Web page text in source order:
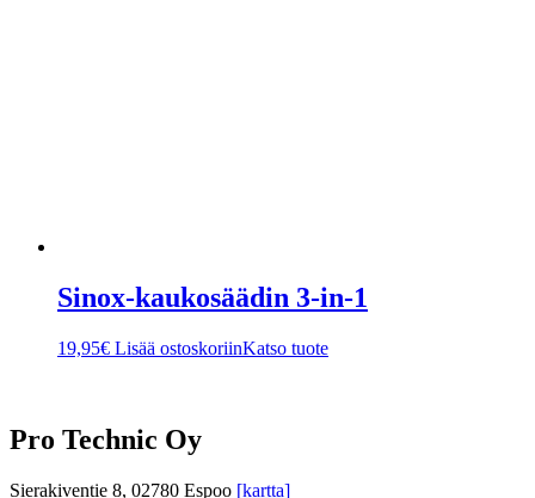
Sinox-kaukosäädin 3-in-1
19,95€ Lisää ostoskoriinKatso tuote
Pro Technic Oy
Sierakiventie 8, 02780 Espoo [kartta]